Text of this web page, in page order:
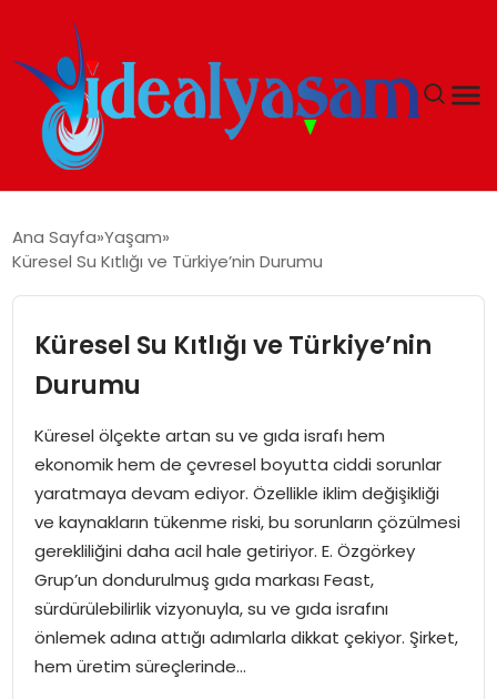
EKONOMI
İDEAL YAŞAM
İDEAL SPOR
YAŞAM
MAGAZIN
SAĞLIK
SOSYAL HABER
Ana Sayfa Yaşam
Küresel Su Kıtlığı ve Türkiye’nin Durumu
Küresel Su Kıtlığı ve Türkiye’nin
Durumu
Küresel ölçekte artan su ve gıda israfı hem
ekonomik hem de çevresel boyutta ciddi sorunlar
yaratmaya devam ediyor. Özellikle iklim değişikliği
ve kaynakların tükenme riski, bu sorunların çözülmesi
gerekliliğini daha acil hale getiriyor. E. Özgörkey
Grup’un dondurulmuş gıda markası Feast,
sürdürülebilirlik vizyonuyla, su ve gıda israfını
önlemek adına attığı adımlarla dikkat çekiyor. Şirket,
hem üretim süreçlerinde…